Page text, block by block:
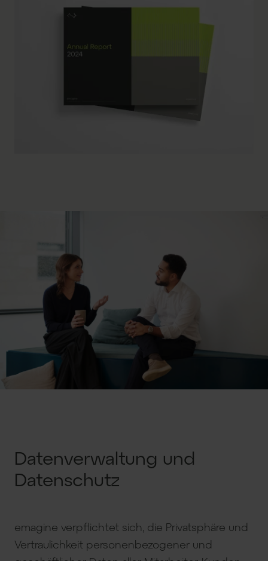
Datenverwaltung und
Datenschutz
emagine verpflichtet sich, die Privatsphäre und
Vertraulichkeit personenbezogener und